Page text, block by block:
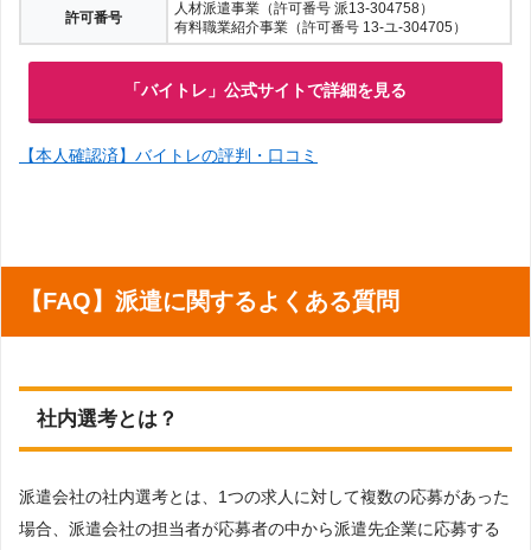
許可番号
人材派遣事業（許可番号 派13-304758）
有料職業紹介事業（許可番号 13-ユ-304705）
「バイトレ」公式サイトで詳細を見る
【本人確認済】バイトレの評判・口コミ
【FAQ】派遣に関するよくある質問
社内選考とは？
派遣会社の社内選考とは、1つの求人に対して複数の応募があった
場合、派遣会社の担当者が応募者の中から派遣先企業に応募する